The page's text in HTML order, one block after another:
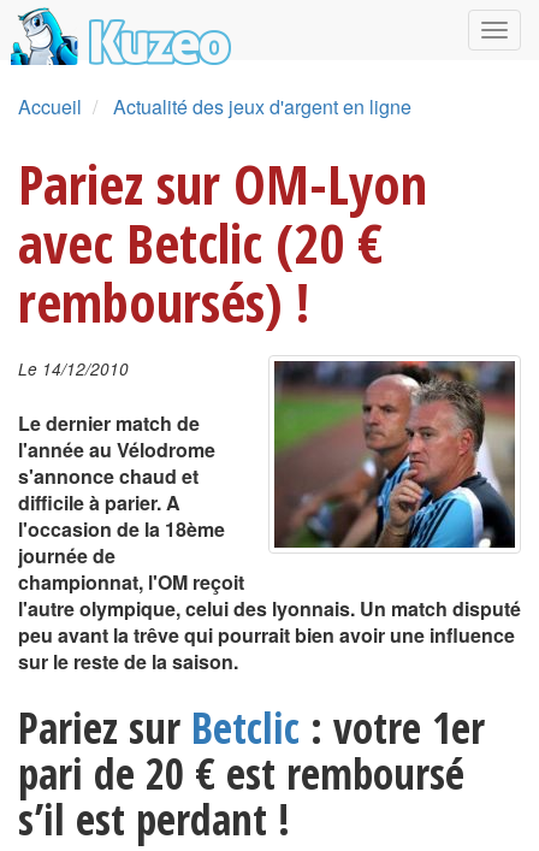
Accueil Actualité des jeux d'argent en ligne
Pariez sur OM-Lyon
avec Betclic (20 €
remboursés) !
Le 14/12/2010
Le dernier match de
l'année au Vélodrome
s'annonce chaud et
difficile à parier. A
l'occasion de la 18ème
journée de
championnat, l'OM reçoit
l'autre olympique, celui des lyonnais. Un match disputé
peu avant la trêve qui pourrait bien avoir une influence
sur le reste de la saison.
Pariez sur Betclic : votre 1er
pari de 20 € est remboursé
s’il est perdant !